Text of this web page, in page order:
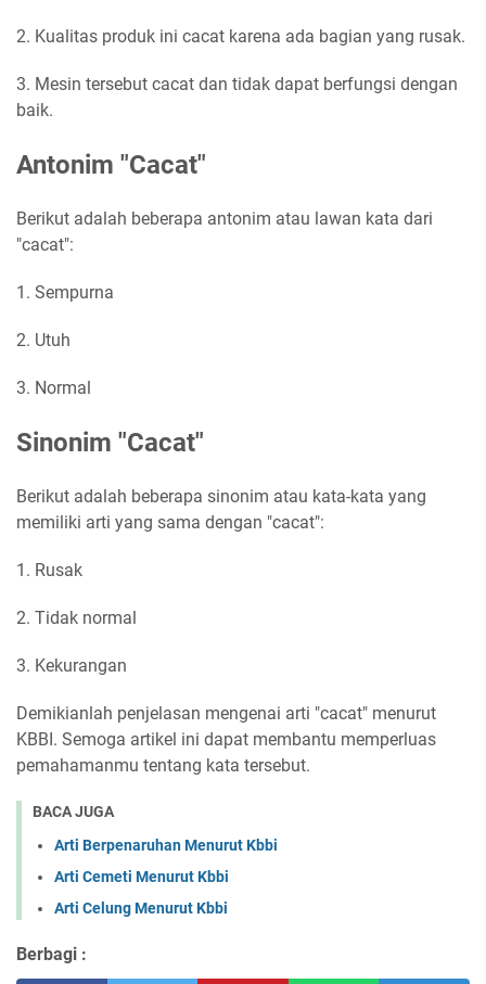
2. Kualitas produk ini cacat karena ada bagian yang rusak.
3. Mesin tersebut cacat dan tidak dapat berfungsi dengan
baik.
Antonim "Cacat"
Berikut adalah beberapa antonim atau lawan kata dari
"cacat":
1. Sempurna
2. Utuh
3. Normal
Sinonim "Cacat"
Berikut adalah beberapa sinonim atau kata-kata yang
memiliki arti yang sama dengan "cacat":
1. Rusak
2. Tidak normal
3. Kekurangan
Demikianlah penjelasan mengenai arti "cacat" menurut
KBBI. Semoga artikel ini dapat membantu memperluas
pemahamanmu tentang kata tersebut.
BACA JUGA
Arti Berpenaruhan Menurut Kbbi
Arti Cemeti Menurut Kbbi
Arti Celung Menurut Kbbi
Berbagi :